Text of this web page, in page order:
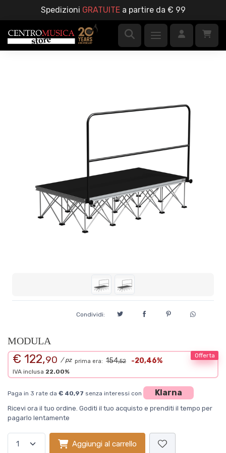
Spedizioni GRATUITEa partire da € 99
Condividi:
MODULA
Offerta
€ 122,90 / pz prima era: 154,52 -20,46%
IVA inclusa 22.00%
Paga in 3 rate da € 40,97 senza interessi con Klarna
Ricevi ora il tuo ordine. Goditi il tuo acquisto e prenditi il tempo per
pagarlo lentamente
Aggiungi al carrello